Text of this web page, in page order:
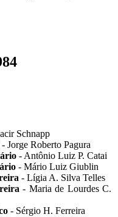
Schnapp
- Jorge Roberto Pagura
- Antônio Luiz P. Catai
- Mário Luiz Giublin
- Lígia A. Silva Telles
- Maria de Lourdes C.
- Sérgio H. Ferreira